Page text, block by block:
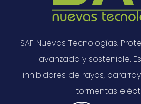
SAF Nuevas Tecnologías.
avanzada y sostenible.
inhibidores de rayos,
tormentas